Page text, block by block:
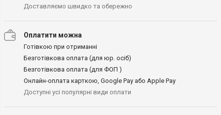
Доставляємо швидко та обережно
Оплатити можна
Готівкою при отриманні
Безготівкова оплата (для юр. осіб)
Безготівкова оплата (для ФОП )
Онлайн-оплата карткою, Google Pay або Apple Pay
Доступні усі популярні види оплати